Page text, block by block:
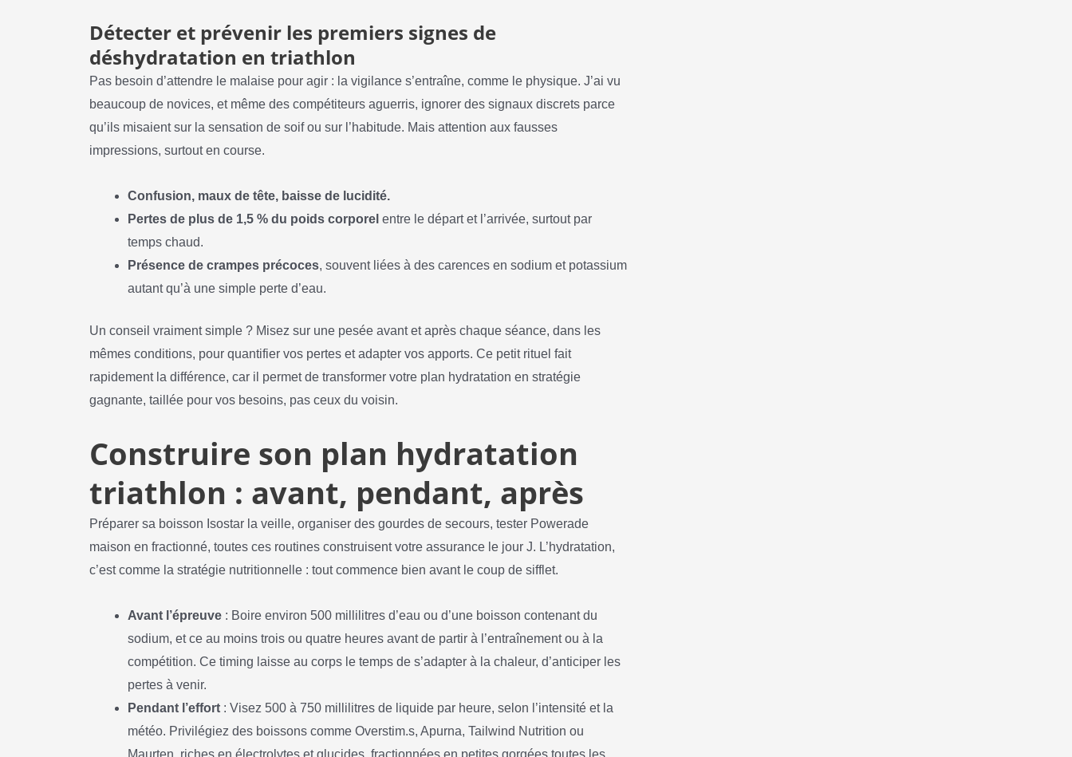
Détecter et prévenir les premiers signes de
déshydratation en triathlon
Pas besoin d’attendre le malaise pour agir : la vigilance s’entraîne, comme le physique. J’ai vu
beaucoup de novices, et même des compétiteurs aguerris, ignorer des signaux discrets parce
qu’ils misaient sur la sensation de soif ou sur l’habitude. Mais attention aux fausses
impressions, surtout en course.
Confusion, maux de tête, baisse de lucidité.
Pertes de plus de 1,5 % du poids corporel entre le départ et l’arrivée, surtout par
temps chaud.
Présence de crampes précoces, souvent liées à des carences en sodium et potassium
autant qu’à une simple perte d’eau.
Un conseil vraiment simple ? Misez sur une pesée avant et après chaque séance, dans les
mêmes conditions, pour quantifier vos pertes et adapter vos apports. Ce petit rituel fait
rapidement la différence, car il permet de transformer votre plan hydratation en stratégie
gagnante, taillée pour vos besoins, pas ceux du voisin.
Construire son plan hydratation
triathlon : avant, pendant, après
Préparer sa boisson Isostar la veille, organiser des gourdes de secours, tester Powerade
maison en fractionné, toutes ces routines construisent votre assurance le jour J. L’hydratation,
c’est comme la stratégie nutritionnelle : tout commence bien avant le coup de sifflet.
Avant l’épreuve : Boire environ 500 millilitres d’eau ou d’une boisson contenant du
sodium, et ce au moins trois ou quatre heures avant de partir à l’entraînement ou à la
compétition. Ce timing laisse au corps le temps de s’adapter à la chaleur, d’anticiper les
pertes à venir.
Pendant l’effort : Visez 500 à 750 millilitres de liquide par heure, selon l’intensité et la
météo. Privilégiez des boissons comme Overstim.s, Apurna, Tailwind Nutrition ou
Maurten, riches en électrolytes et glucides, fractionnées en petites gorgées toutes les